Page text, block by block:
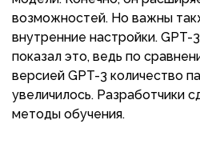
возможностей. Но важны
внутренние настройки. GPT-
показал это, ведь по
версией GPT-3 количество
увеличилось. Разработчики
методы обучения.